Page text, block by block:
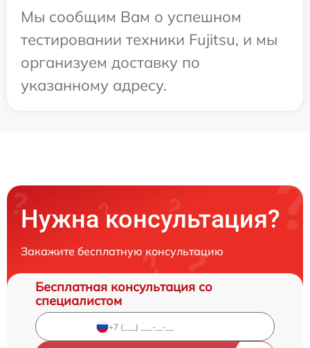
Мы сообщим Вам о успешном
тестировании техники Fujitsu, и мы
организуем доставку по
указанному адресу.
Нужна консультация?
Закажите бесплатную консультацию
Бесплатная консультация со
специалистом